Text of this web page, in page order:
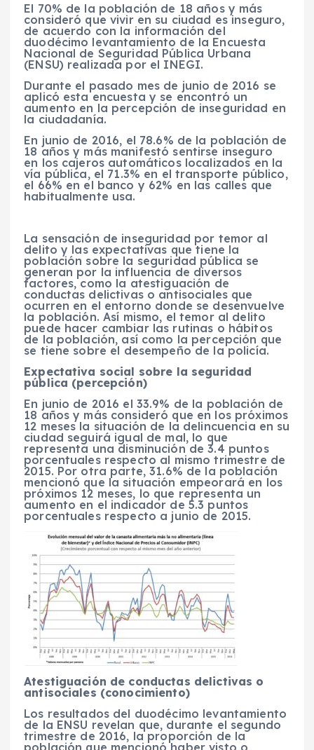
El 70% de la población de 18 años y más
consideró que vivir en su ciudad es inseguro,
de acuerdo con la información del
duodécimo levantamiento de la Encuesta
Nacional de Seguridad Pública Urbana
(ENSU) realizada por el INEGI.
Durante el pasado mes de junio de 2016 se
aplicó esta encuesta y se encontró un
aumento en la percepción de inseguridad en
la ciudadanía.
En junio de 2016, el 78.6% de la población de
18 años y más manifestó sentirse inseguro
en los cajeros automáticos localizados en la
vía pública, el 71.3% en el transporte público,
el 66% en el banco y 62% en las calles que
habitualmente usa.
La sensación de inseguridad por temor al
delito y las expectativas que tiene la
población sobre la seguridad pública se
generan por la influencia de diversos
factores, como la atestiguación de
conductas delictivas o antisociales que
ocurren en el entorno donde se desenvuelve
la población. Así mismo, el temor al delito
puede hacer cambiar las rutinas o hábitos
de la población, así como la percepción que
se tiene sobre el desempeño de la policía.
Expectativa social sobre la seguridad
pública (percepción)
En junio de 2016 el 33.9% de la población de
18 años y más consideró que en los próximos
12 meses la situación de la delincuencia en su
ciudad seguirá igual de mal, lo que
representa una disminución de 3.4 puntos
porcentuales respecto al mismo trimestre de
2015. Por otra parte, 31.6% de la población
mencionó que la situación empeorará en los
próximos 12 meses, lo que representa un
aumento en el indicador de 5.3 puntos
porcentuales respecto a junio de 2015.
Atestiguación de conductas delictivas o
antisociales (conocimiento)
Los resultados del duodécimo levantamiento
de la ENSU revelan que, durante el segundo
trimestre de 2016, la proporción de la